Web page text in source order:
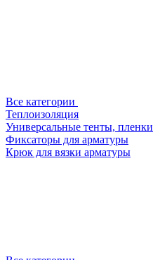
Все категории
Теплоизоляция
Универсальные тенты, пленки
Фиксаторы для арматуры
Крюк для вязки арматуры